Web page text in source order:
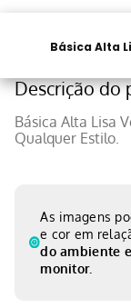
Básica Alta
Descrição do
Básica Alta Lisa
Qualquer Estilo.
As imagens
e cor em
do ambiente
monitor.